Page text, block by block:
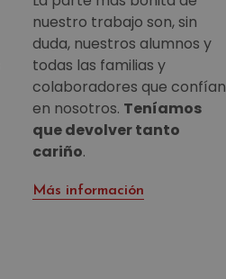
nuestro trabajo son, sin
duda, nuestros alumnos y
todas las familias y
colaboradores que confían
en nosotros. Teníamos
que devolver tanto
cariño.
Más información